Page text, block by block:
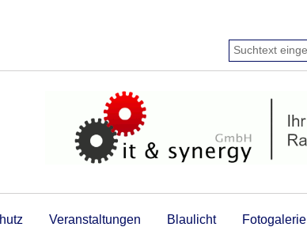
Veranstaltungen Blaulicht Fotogalerie